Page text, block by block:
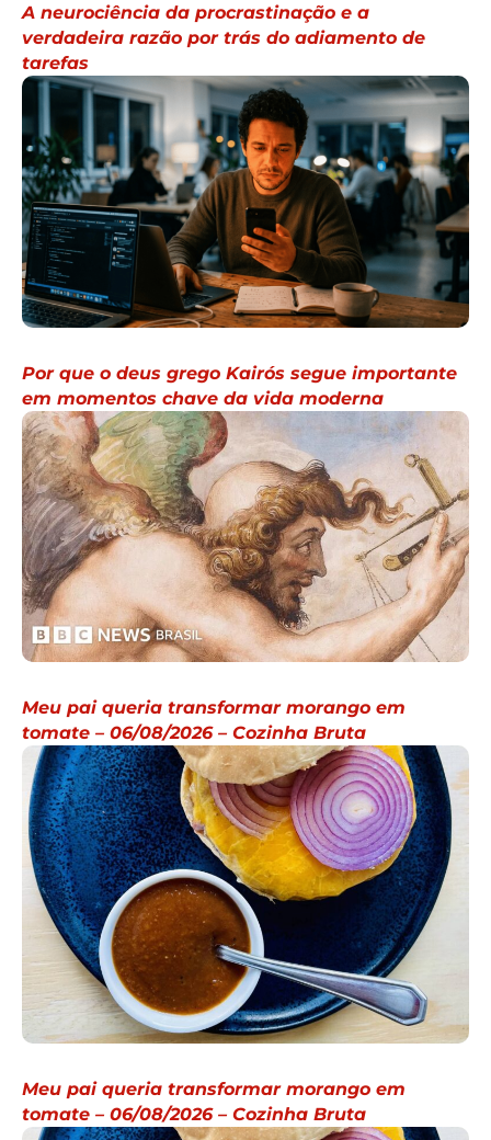
A neurociência da procrastinação e a
verdadeira razão por trás do adiamento de
tarefas
Por que o deus grego Kairós segue importante
em momentos chave da vida moderna
Meu pai queria transformar morango em
tomate – 06/08/2026 – Cozinha Bruta
Meu pai queria transformar morango em
tomate – 06/08/2026 – Cozinha Bruta